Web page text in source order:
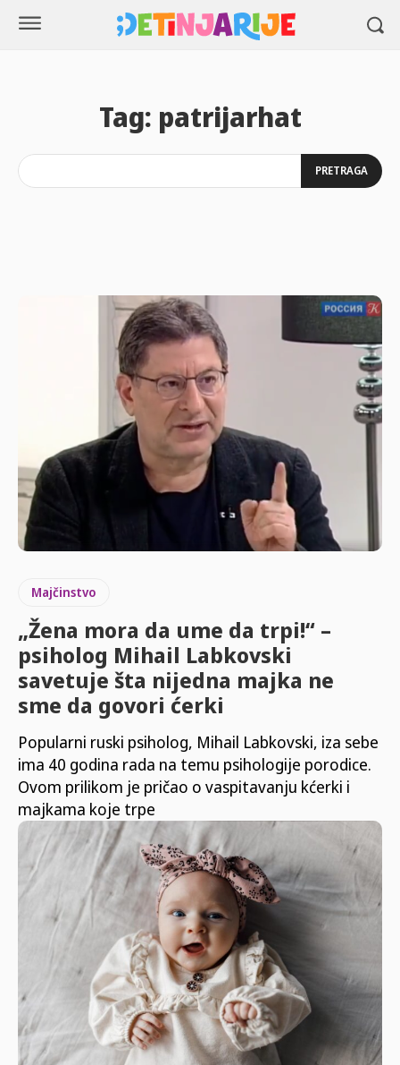
Tag: patrijarhat
PRETRAGA
Majčinstvo
„Žena mora da ume da trpi!“ –
psiholog Mihail Labkovski
savetuje šta nijedna majka ne
sme da govori ćerki
Popularni ruski psiholog, Mihail Labkovski, iza sebe
ima 40 godina rada na temu psihologije porodice.
Ovom prilikom je pričao o vaspitavanju kćerki i
majkama koje trpe